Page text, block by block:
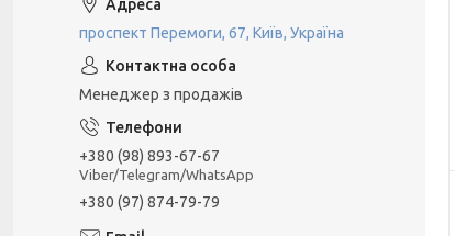
проспект Перемоги, 67, Київ, Україна
Менеджер з продажів
+380 (98) 893-67-67
Viber/Telegram/WhatsApp
+380 (97) 874-79-79